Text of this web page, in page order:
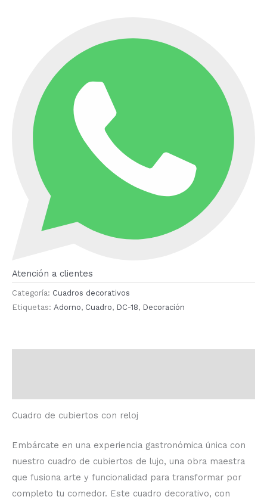
Atención a clientes
Categoría: Cuadros decorativos
Etiquetas: Adorno, Cuadro, DC-18, Decoración
Cuadro de cubiertos con reloj
Embárcate en una experiencia gastronómica única con
nuestro cuadro de cubiertos de lujo, una obra maestra
que fusiona arte y funcionalidad para transformar por
completo tu comedor. Este cuadro decorativo, con